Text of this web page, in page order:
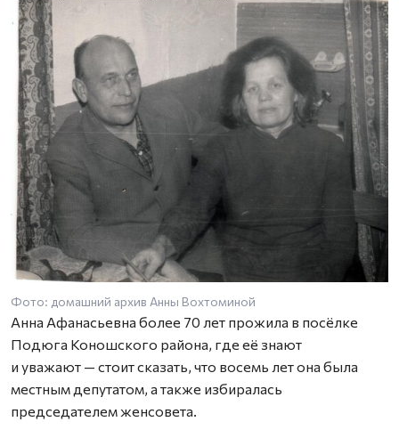
Фото: домашний архив Анны Вохтоминой
Анна Афанасьевна более 70 лет прожила в посёлке
Подюга Коношского района, где её знают
и уважают — стоит сказать, что восемь лет она была
местным депутатом, а также избиралась
председателем женсовета.